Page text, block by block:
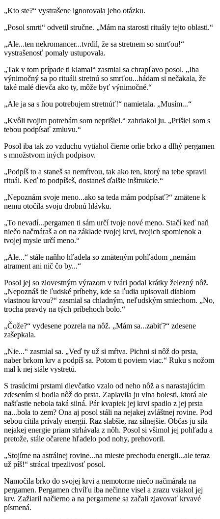
„Kto ste?“ vystrašene ignorovala jeho otázku.
„Posol smrti“ odvetil stručne. „Mám na starosti rituály tejto oblasti.“
„Ale...ten nekromancer...tvrdil, že sa stretnem so smrťou!“
vystrašenosť pomaly ustupovala.
„Tak v tom prípade ti klamal“ zasmial sa chrapľavo posol. „Iba
výnimočný sa po rituáli stretnú so smrťou...hádam si nečakala, že
také malé dievča ako ty, môže byť výnimočné.“
„Ale ja sa s ňou potrebujem stretnúť!“ namietala. „Musím...“
„Kvôli tvojim potrebám som neprišiel.“ zahriakol ju. „Prišiel som s
tebou podpísať zmluvu.“
Posol iba tak zo vzduchu vytiahol čierne orlie brko a dlhý pergamen
s množstvom iných podpisov.
„Podpíš to a staneš sa nemŕtvou, tak ako ten, ktorý na tebe spravil
rituál. Keď to podpíšeš, dostaneš ďalšie inštrukcie.“
„Nepoznám svoje meno...ako sa teda mám podpísať?“ zmätene k
nemu otočila svoju drobnú hlávku.
„To nevadí...pergamen ti sám určí tvoje nové meno. Stačí keď naň
niečo načmáraš a on na základe tvojej krvi, tvojich spomienok a
tvojej mysle určí meno.“
„Ale...“ stále naňho hľadela so zmäteným pohľadom „nemám
atrament ani nič čo by...“
Posol jej so zlovestným výrazom v tvári podal krátky železný nôž.
„Nepoznáš tie ľudské príbehy, kde sa ľudia upisovali diablom
vlastnou krvou?“ zasmial sa chladným, neľudským smiechom. „No,
trocha pravdy na tých príbehoch bolo.“
„Čože?“ vydesene pozrela na nôž. „Mám sa...zabiť?“ zdesene
zašepkala.
„Nie...“ zasmial sa. „Veď ty už si mŕtva. Pichni si nôž do prsta,
naber brkom krv a podpíš sa. Potom ti poviem viac.“ Ruku s nožom
mal k nej stále vystretú.
S trasúcimi prstami dievčatko vzalo od neho nôž a s narastajúcim
zdesením si bodla nôž do prsta. Zaplavila ju vlna bolesti, ktorá ale
našťastie nebola taká silná. Pár kvapiek jej krvi spadlo z jej prsta
na...bola to zem? Ona aj posol stáli na nejakej zvláštnej rovine. Pod
sebou cítila prívaly energii. Raz slabšie, raz silnejšie. Občas ju sila
nejakej energie priam strhávala z nôh. Posol si všimol jej pohľadu a
pretože, stále očarene hľadelo pod nohy, prehovoril.
„Stojíme na astrálnej rovine...na mieste prechodu energii...ale teraz
už píš!“ strácal trpezlivosť posol.
Namočila brko do svojej krvi a nemotorne niečo načmárala na
pergamen. Pergamen chvíľu iba nečinne visel a zrazu vsiakol jej
krv. Zažiaril načierno a na pergamene sa začali zjavovať krvavé
písmená.